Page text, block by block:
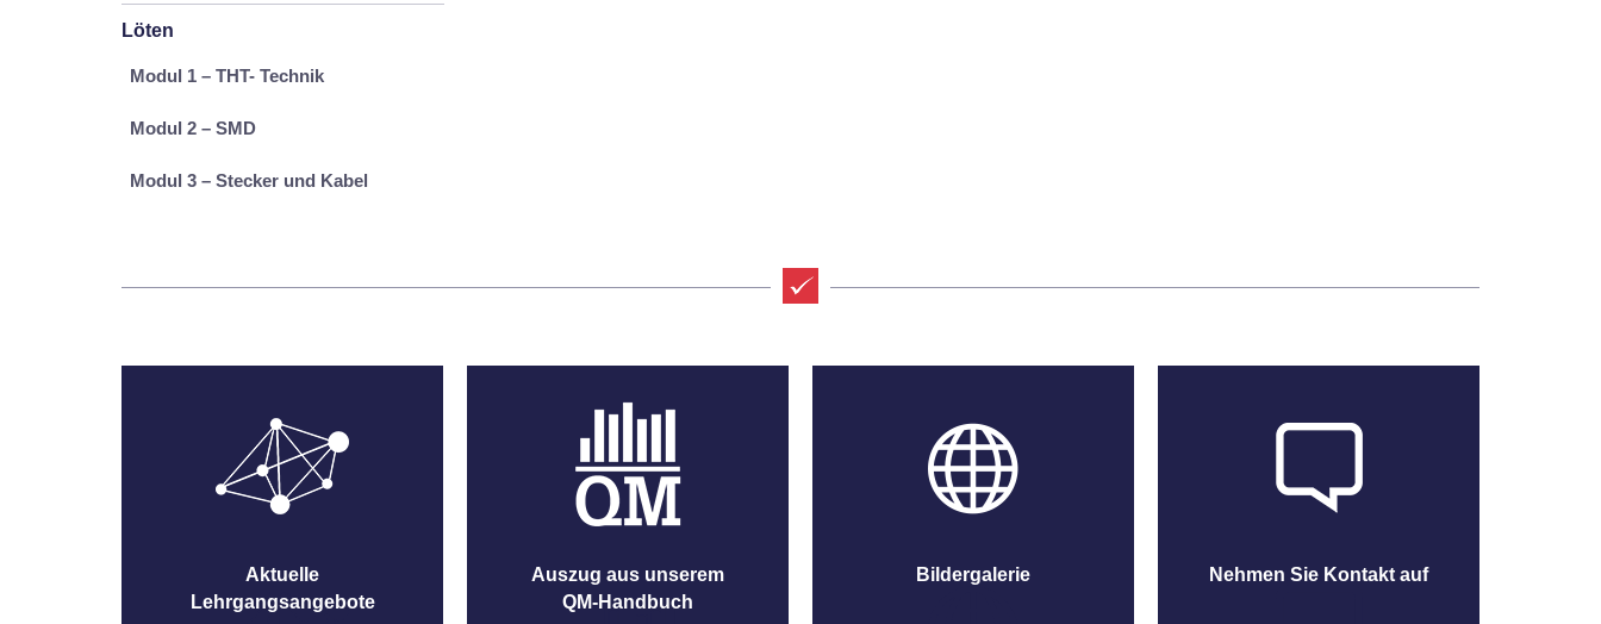
Löten
Modul 1 – THT- Technik
Modul 2 – SMD
Modul 3 – Stecker und Kabel
Aktuelle
Lehrgangsangebote
Auszug aus unserem
QM-Handbuch
Bildergalerie Nehmen Sie Kontakt auf